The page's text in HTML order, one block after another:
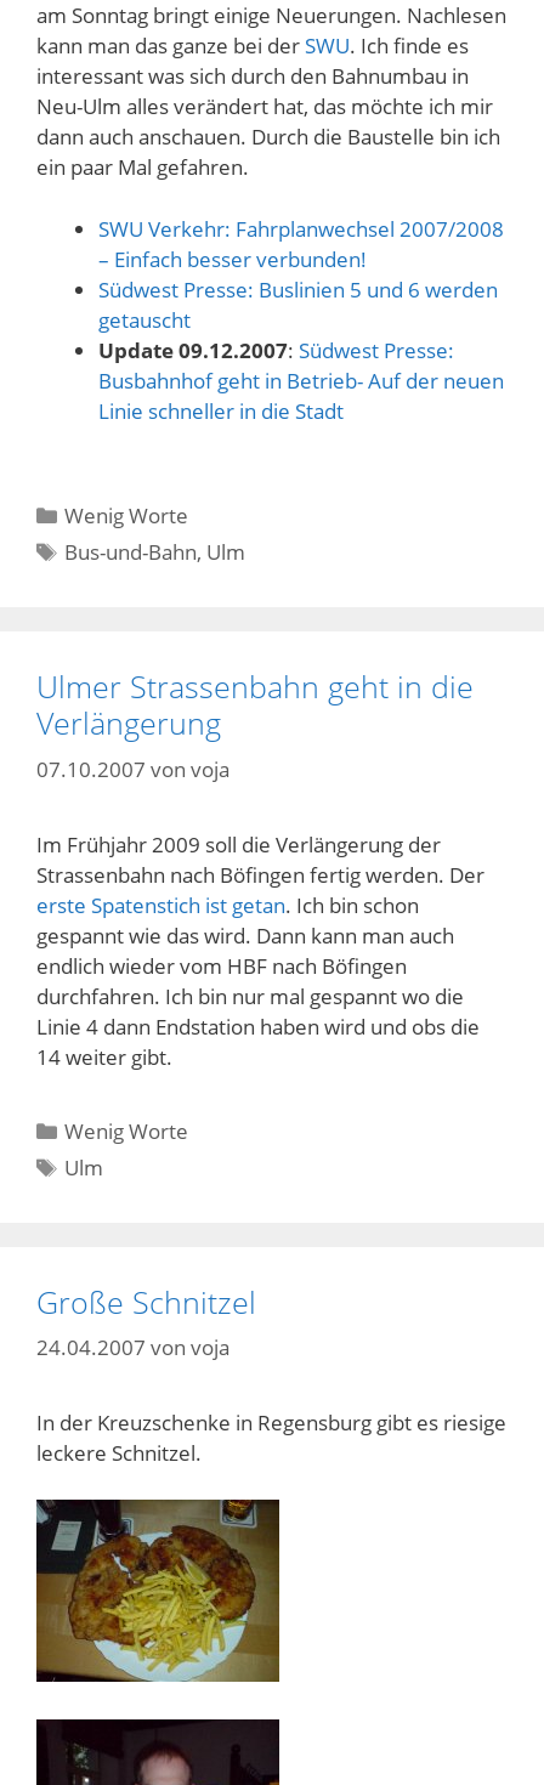
am Sonntag bringt einige Neuerungen. Nachlesen
kann man das ganze bei derSWU. Ich finde es
interessant was sich durch den Bahnumbau in
Neu-Ulm alles verändert hat, das möchte ich mir
dann auch anschauen. Durch die Baustelle bin ich
ein paar Mal gefahren.
SWU Verkehr: Fahrplanwechsel 2007/2008
– Einfach besser verbunden!
Südwest Presse: Buslinien 5 und 6 werden
getauscht
Update 09.12.2007: Südwest Presse:
Busbahnhof geht in Betrieb- Auf der neuen
Linie schneller in die Stadt
Kategorien
Wenig Worte
Schlagwörter
Bus-und-Bahn, Ulm
Ulmer Strassenbahn geht in die
Verlängerung
07.10.2007 von voja
Im Frühjahr 2009 soll die Verlängerung der
Strassenbahn nach Böfingen fertig werden. Der
erste Spatenstich ist getan. Ich bin schon
gespannt wie das wird. Dann kann man auch
endlich wieder vom HBF nach Böfingen
durchfahren. Ich bin nur mal gespannt wo die
Linie 4 dann Endstation haben wird und obs die
14 weiter gibt.
Kategorien
Wenig Worte
Schlagwörter
Ulm
Große Schnitzel
24.04.2007 von voja
In der Kreuzschenke in Regensburg gibt es riesige
leckere Schnitzel.